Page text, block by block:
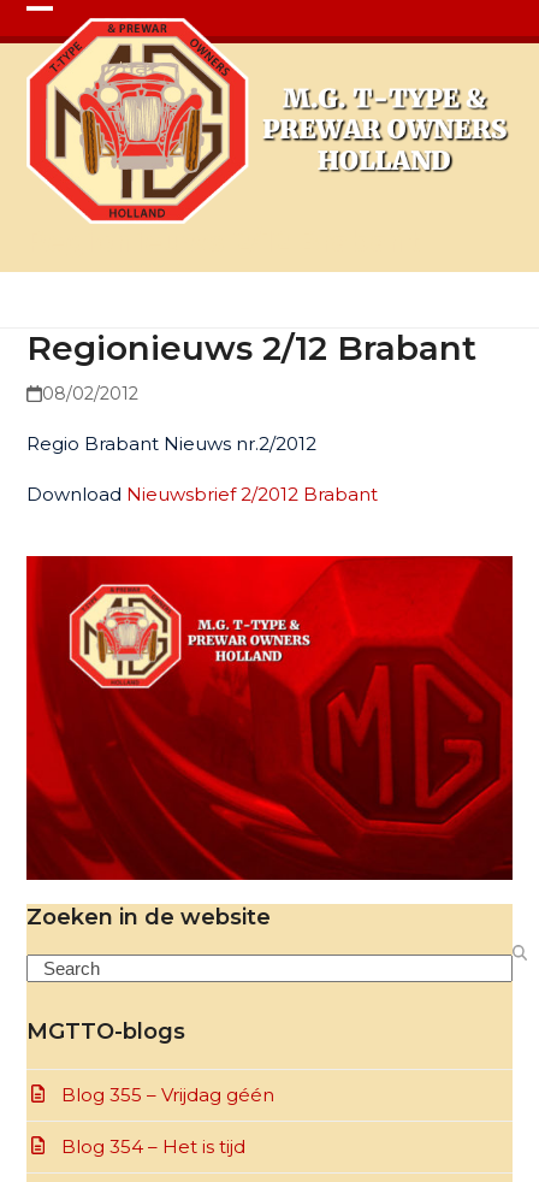
Open
mobile
menu
Close
mobile
menu
Regionieuws 2/12 Brabant
08/02/2012
Regio Brabant Nieuws nr.2/2012
Download Nieuwsbrief 2/2012 Brabant
Zoeken in de website
Search
MGTTO-blogs
Blog 355 – Vrijdag géén
Blog 354 – Het is tijd